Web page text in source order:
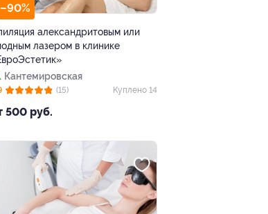
–90%
александритовым или
лазером в клинике
Кантемировская
500 руб.
(15) Куплено 14